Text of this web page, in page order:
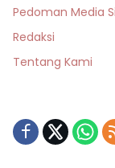
Pedoman Media
Redaksi
Tentang Kami